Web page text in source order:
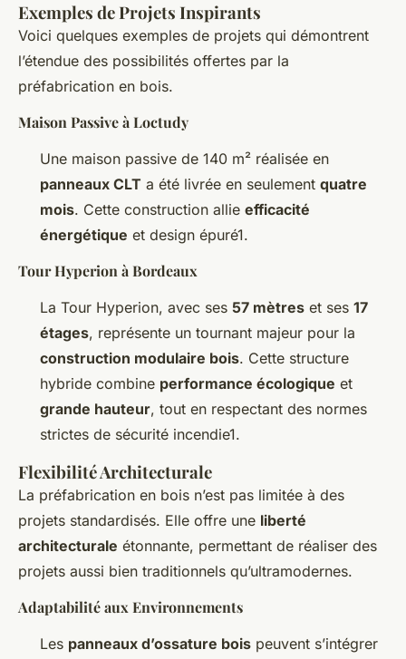
Exemples de Projets Inspirants
Voici quelques exemples de projets qui démontrent
l’étendue des possibilités offertes par la
préfabrication en bois.
Maison Passive à Loctudy
Une maison passive de 140 m² réalisée en
panneaux CLT a été livrée en seulement quatre
mois. Cette construction allie efficacité
énergétique et design épuré1.
Tour Hyperion à Bordeaux
La Tour Hyperion, avec ses 57 mètres et ses 17
étages, représente un tournant majeur pour la
construction modulaire bois. Cette structure
hybride combine performance écologique et
grande hauteur, tout en respectant des normes
strictes de sécurité incendie1.
Flexibilité Architecturale
La préfabrication en bois n’est pas limitée à des
projets standardisés. Elle offre une liberté
architecturale étonnante, permettant de réaliser des
projets aussi bien traditionnels qu’ultramodernes.
Adaptabilité aux Environnements
Les panneaux d’ossature bois peuvent s’intégrer